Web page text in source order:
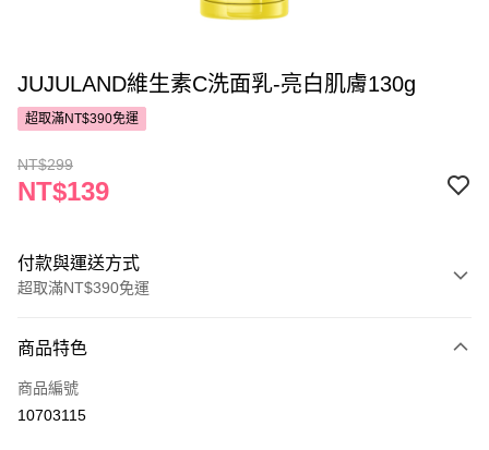
JUJULAND維生素C洗面乳-亮白肌膚130g
超取滿NT$390免運
NT$299
NT$139
付款與運送方式
超取滿NT$390免運
POYA支付
信用卡一次付款
商品特色
商品編號
10703115